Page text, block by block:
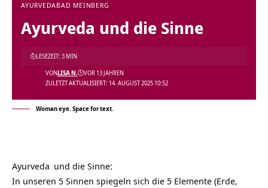
AYURVEDABAD MEINBERG
Ayurveda und die Sinne
ZULETZT AKTUALISIERT: 14. AUGUST 2025 10:52
VONLISA N. VOR 13 JAHREN
LESEZEIT: 3 MIN
Woman eye. Space for text.
Ayurveda und die Sinne:
In unseren 5 Sinnen spiegeln sich die 5 Elemente (Erde,